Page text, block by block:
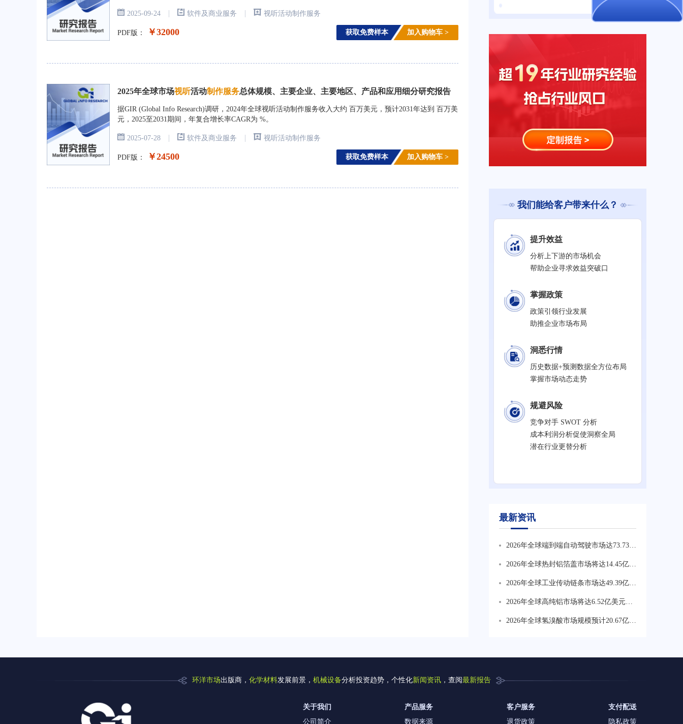
2025-09-24 | 软件及商业服务 | 视听活动制作服务
PDF版： ￥32000 获取免费样本 加入购物车 >
2025年全球市场视听活动制作服务总体规模、主要企业、主要地区、产品和应用细分研究报告
据GIR (Global Info Research)调研，2024年全球视听活动制作服务收入大约 百万美元，预计2031年达到 百万美
元，2025至2031期间，年复合增长率CAGR为 %。
2025-07-28 | 软件及商业服务 | 视听活动制作服务
PDF版： ￥24500 获取免费样本 加入购物车 >
我们能给客户带来什么？
提升效益
分析上下游的市场机会
帮助企业寻求效益突破口
掌握政策
政策引领行业发展
助推企业市场布局
洞悉行情
历史数据+预测数据全方位布局
掌握市场动态走势
规避风险
竞争对手 SWOT 分析
成本利润分析促使洞察全局
潜在行业更替分析
最新资讯
2026年全球端到端自动驾驶市场达73.73亿
务价值持续上升，数据闭环能力成核心竞
争壁垒。
2026年全球热封铝箔盖市场将达14.45亿美
料占比约29%，乳制品与即食产品占比约
18%，化妆品及特殊包装占比约12%。
2026年全球工业传动链条市场达49.39亿美
链条需求增长较快，农业与矿山偏向高强
2026年全球高纯铝市场将达6.52亿美元，
2026年全球氢溴酸市场规模预计20.67亿美
核心地区2025年产量约24万吨。
环洋市场出版商， 化学材料发展前景， 机械设备分析投资趋势，个性化新闻资讯 ，查阅最新报告
关于我们
公司简介
产品服务
数据来源
客户服务
退货政策
支付配送
隐私政策